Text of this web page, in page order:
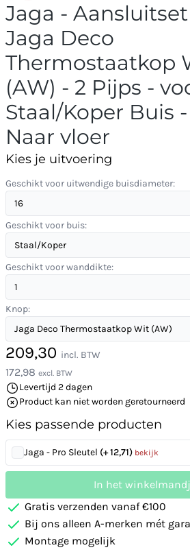
Jaga -
Jaga Deco
Thermostaatkop
(AW) - 2 Pijps -
Staal/Koper Buis -
Naar vloer
Kies je uitvoering
Geschikt voor uitwendige buisdiameter:
Geschikt voor buis:
Geschikt voor wanddikte:
Knop:
209,30 incl. BTW
172,98 excl. BTW
Levertijd 2 dagen
Product kan niet worden geretourneerd
Kies passende producten
Jaga - Pro Sleutel (+ 12,71) bekijk
In het
Gratis verzenden vanaf €100
Bij ons alleen A-merken mét
Montage mogelijk